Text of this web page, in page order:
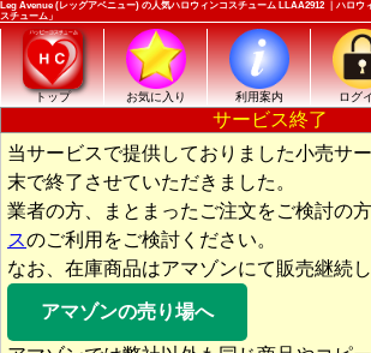
Leg Avenue (レッグアベニュー) の人気ハロウィンコスチューム LLAA2912 ｜ハロウ
スチューム」
トップ お気に入り 利用案内 ログ
サービス終了
当サービスで提供しておりました小売サ
末で終了させていただきました。
業者の方、まとまったご注文をご検討の方
スのご利用をご検討ください。
なお、在庫商品はアマゾンにて販売継続し
アマゾンの売り場へ